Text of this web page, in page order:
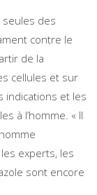
seules des
contre le
de la
cellules et sur
indications et les
à l’homme. « Il
experts, les
sont encore